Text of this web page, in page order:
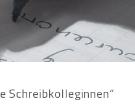
Schreibkolleginnen“